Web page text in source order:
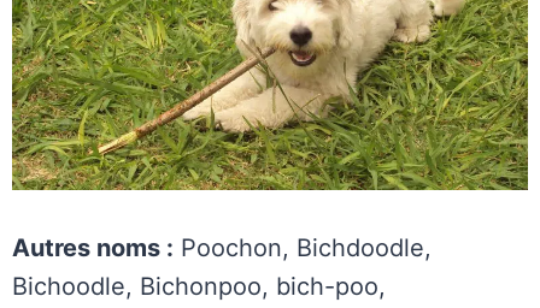
Autres noms : Poochon, Bichdoodle,
Bichoodle, Bichonpoo, bich-poo,